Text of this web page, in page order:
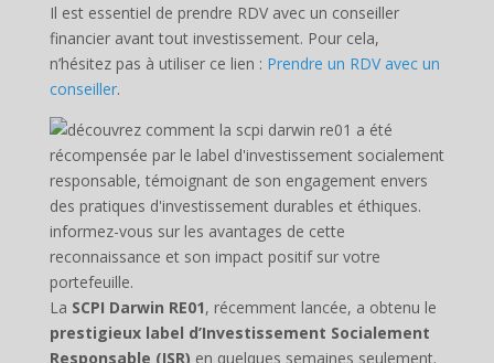
Il est essentiel de prendre RDV avec un conseiller
financier avant tout investissement. Pour cela,
n’hésitez pas à utiliser ce lien : Prendre un RDV avec un
conseiller.
La SCPI Darwin RE01, récemment lancée, a obtenu le
prestigieux label d’Investissement Socialement
Responsable (ISR) en quelques semaines seulement.